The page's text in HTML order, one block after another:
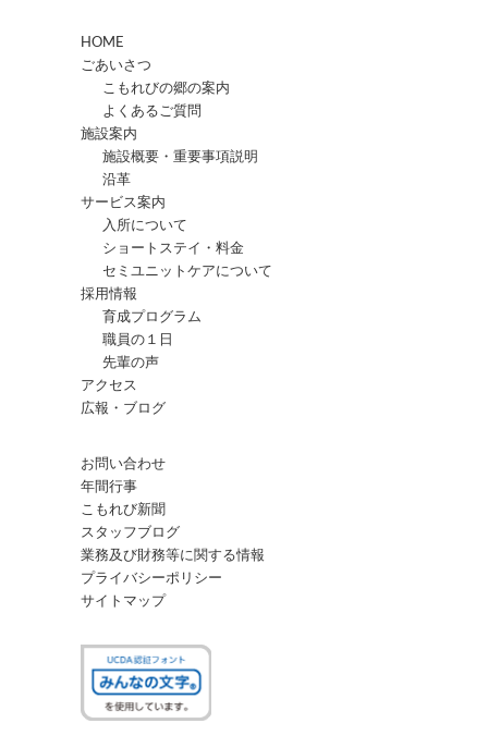
HOME
ごあいさつ
こもれびの郷の案内
よくあるご質問
施設案内
施設概要・重要事項説明
沿革
サービス案内
入所について
ショートステイ・料金
セミユニットケアについて
採用情報
育成プログラム
職員の１日
先輩の声
アクセス
広報・ブログ
お問い合わせ
年間行事
こもれび新聞
スタッフブログ
業務及び財務等に関する情報
プライバシーポリシー
サイトマップ